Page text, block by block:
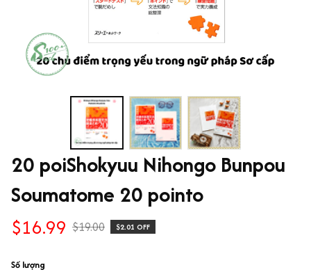
20 poiShokyuu Nihongo Bunpou
Soumatome 20 pointo
$16.99 $19.00 $2.01 OFF
Số lượng